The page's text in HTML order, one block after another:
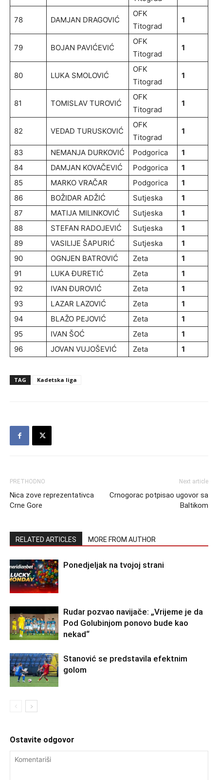
78 DAMJAN DRAGOVIĆ
OFK
Titograd
1
79 BOJAN PAVIĆEVIĆ
OFK
Titograd
1
80 LUKA SMOLOVIĆ
OFK
Titograd
1
81 TOMISLAV TUROVIĆ
OFK
Titograd
1
82 VEDAD TURUSKOVIĆ
OFK
Titograd
1
83 NEMANJA DURKOVIĆ Podgorica
1
84
DAMJAN KOVAČEVIĆ Podgorica
1
85
MARKO VRAČAR Podgorica
1
86
BOŽIDAR ADŽIĆ Sutjeska
1
87
MATIJA MILINKOVIĆ Sutjeska
1
88
STEFAN RADOJEVIĆ Sutjeska
1
89
VASILIJE ŠAPURIĆ Sutjeska
1
90
OGNJEN BATROVIĆ Zeta
1
91
LUKA ĐURETIĆ Zeta
1
92
IVAN ĐUROVIĆ Zeta
1
93
LAZAR LAZOVIĆ Zeta
1
94
BLAŽO PEJOVIĆ Zeta
1
95
IVAN ŠOĆ Zeta
1
96
JOVAN VUJOŠEVIĆ Zeta 1
TAG Kadetska liga
PRETHODNO
Nica zove reprezentativca
Crne Gore
Next article
Crnogorac potpisao ugovor sa
Baltikom
RELATED ARTICLES MORE FROM AUTHOR
Ponedjeljak na tvojoj strani
Rudar pozvao navijače: „Vrijeme je da
Pod Golubinjom ponovo bude kao
nekad“
Stanović se predstavila efektnim
golom
Ostavite odgovor